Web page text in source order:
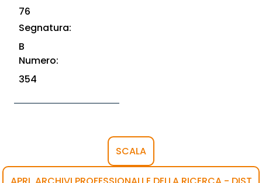
76
Segnatura:
B
Numero:
354
SCALA